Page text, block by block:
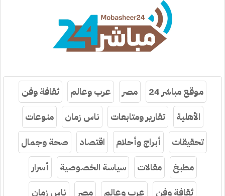
موقع مباشر 24 مصر عرب وعالم
ثقافة وفن
الأهلية
تقارير ومتابعات ناس زمان
منوعات
تحقيقات
أبراج وأحلام اقتصاد
صحة وجمال
مطبخ
مقالات سياسة الخصوصية
أسرار
ثقافة وفن
عرب وعالم مصر ناس زمان